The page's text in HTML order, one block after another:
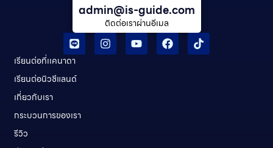
admin@is-guide.com
ติดต่อเราผ่านอีเมล
เรียนต่อที่เเคนาดา
เรียนต่อนิวซีแลนด์​
เกี่ยวกับเรา
กระบวนการของเรา
รีวิว